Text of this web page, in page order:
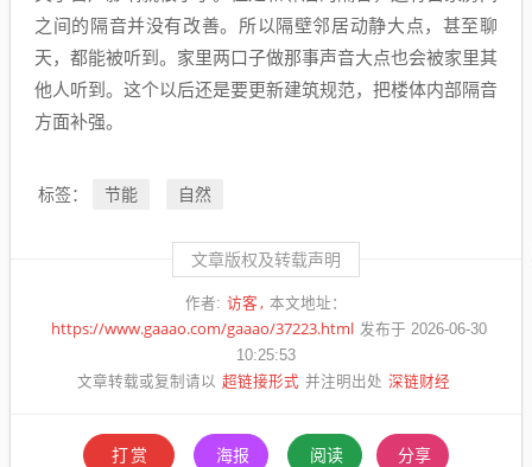
之间的隔音并没有改善。所以隔壁邻居动静大点，甚至聊
天，都能被听到。家里两口子做那事声音大点也会被家里其
他人听到。这个以后还是要更新建筑规范，把楼体内部隔音
方面补强。
标签： 节能 自然
文章版权及转载声明
作者: 访客 本文地址：
https://www.gaaao.com/gaaao/37223.html 发布于 2026-06-30
10:25:53
文章转载或复制请以 超链接形式 并注明出处 深链财经
打赏 海报 阅读 分享